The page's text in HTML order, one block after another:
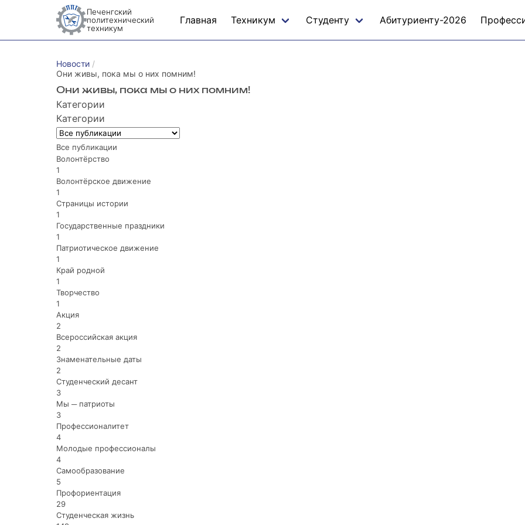
Печенгский
политехнический
техникум
Главная Техникум Студенту Абитуриенту-2026
Новости
Они живы, пока мы о них помним!
Они живы, пока мы о них помним!
Категории
Категории
Все публикации
Волонтёрство
1
Волонтёрское движение
1
Страницы истории
1
Государственные праздники
1
Патриотическое движение
1
Край родной
1
Творчество
1
Акция
2
Всероссийская акция
2
Знаменательные даты
2
Студенческий десант
3
Мы ─ патриоты
3
Профессионалитет
4
Молодые профессионалы
4
Самообразование
5
Профориентация
29
Студенческая жизнь